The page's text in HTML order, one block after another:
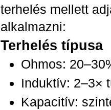
terhelés mellett
alkalmazni:
Terhelés típusa
Ohmos:
Induktív: 2–3×
Kapacitív: